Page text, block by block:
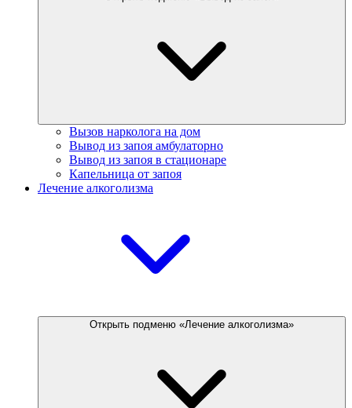
Вызов нарколога на дом
Вывод из запоя амбулаторно
Вывод из запоя в стационаре
Капельница от запоя
Лечение алкоголизма
Открыть подменю «Лечение алкоголизма»